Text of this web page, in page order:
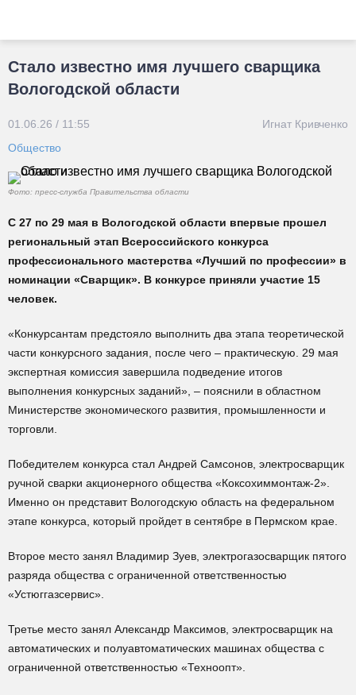
Стало известно имя лучшего сварщика
Вологодской области
01.06.26 / 11:55
Игнат Кривченко
Общество
Фото: пресс-служба Правительства области
С 27 по 29 мая в Вологодской области впервые прошел
региональный этап Всероссийского конкурса
профессионального мастерства «Лучший по профессии» в
номинации «Сварщик». В конкурсе приняли участие 15
человек.
«Конкурсантам предстояло выполнить два этапа теоретической
части конкурсного задания, после чего – практическую. 29 мая
экспертная комиссия завершила подведение итогов
выполнения конкурсных заданий», – пояснили в областном
Министерстве экономического развития, промышленности и
торговли.
Победителем конкурса стал Андрей Самсонов, электросварщик
ручной сварки акционерного общества «Коксохиммонтаж-2».
Именно он представит Вологодскую область на федеральном
этапе конкурса, который пройдет в сентябре в Пермском крае.
Второе место занял Владимир Зуев, электрогазосварщик пятого
разряда общества с ограниченной ответственностью
«Устюггазсервис».
Третье место занял Александр Максимов, электросварщик на
автоматических и полуавтоматических машинах общества с
ограниченной ответственностью «Техноопт».